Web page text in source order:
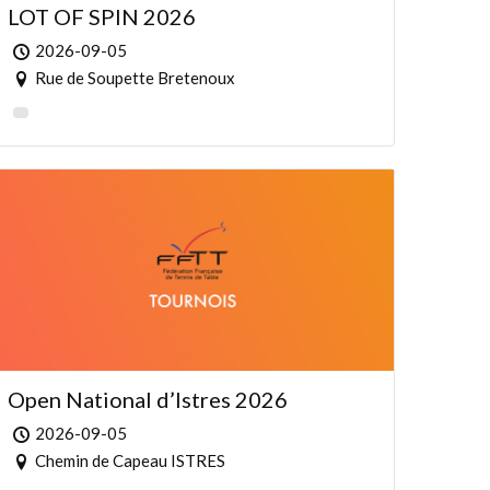
LOT OF SPIN 2026
2026-09-05
Rue de Soupette Bretenoux
Open National d’Istres 2026
2026-09-05
Chemin de Capeau ISTRES